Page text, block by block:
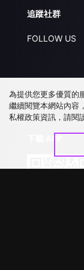
追蹤社群
FOLLOW US
為提供您更多優質的
繼續閱覽本網站內容
私權政策資訊，請閱